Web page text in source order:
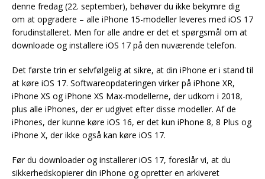
denne fredag (22. september), behøver du ikke bekymre dig
om at opgradere – alle iPhone 15-modeller leveres med iOS 17
forudinstalleret. Men for alle andre er det et spørgsmål om at
downloade og installere iOS 17 på den nuværende telefon.
Det første trin er selvfølgelig at sikre, at din iPhone er i stand til
at køre iOS 17. Softwareopdateringen virker på iPhone XR,
iPhone XS og iPhone XS Max-modellerne, der udkom i 2018,
plus alle iPhones, der er udgivet efter disse modeller. Af de
iPhones, der kunne køre iOS 16, er det kun iPhone 8, 8 Plus og
iPhone X, der ikke også kan køre iOS 17.
Før du downloader og installerer iOS 17, foreslår vi, at du
sikkerhedskopierer din iPhone og opretter en arkiveret